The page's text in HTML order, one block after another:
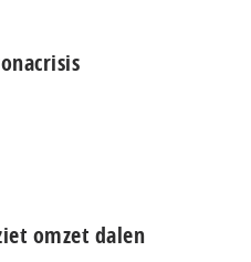
omzet dalen